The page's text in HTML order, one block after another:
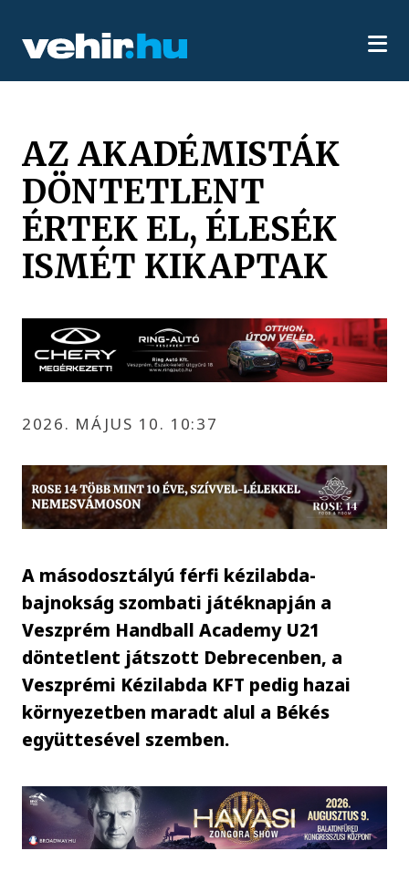
AZ AKADÉMISTÁK
DÖNTETLENT
ÉRTEK EL, ÉLESÉK
ISMÉT KIKAPTAK
2026. MÁJUS 10. 10:37
A másodosztályú férfi kézilabda-
bajnokság szombati játéknapján a
Veszprém Handball Academy U21
döntetlent játszott Debrecenben, a
Veszprémi Kézilabda KFT pedig hazai
környezetben maradt alul a Békés
együttesével szemben.